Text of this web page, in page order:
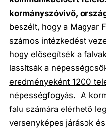
kormányszóvivő,
beszélt, hogy a Magyar
számos intézkedést
hogy elősegítsék a
lassítsák a
eredményeként 1200
népességfogyás. A
falu számára elérhető
versenyképes járások